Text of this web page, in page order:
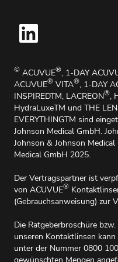
Wichtige
Impressum
© ACUVUE®, 1-DAY
ACUVUE® VITA®, 1-DAY
INSPIREDTM, LACREON®,
HydraLuxeTM und THE
EVERYTHINGTM sind
Johnson Medical GmbH.
Johnson & Johnson Medical
Medical GmbH 2025.
Der Vertragspartner ist
von ACUVUE®
(Gebrauchsanweisung) zur
Die Ratgeberbroschüre
unseren Kontaktlinsen
unter der Nummer 0800